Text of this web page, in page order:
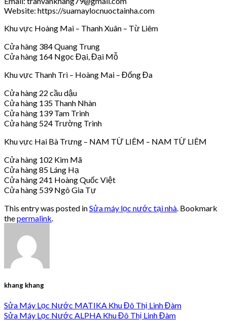
Website: https://suamaylocnuoctainha.com
Khu vực Hoàng Mai – Thanh Xuân – Từ Liêm
Cửa hàng 384 Quang Trung
Cửa hàng 164 Ngọc Đại, Đại Mỗ
Khu vực Thanh Trì – Hoàng Mai – Đống Đa
Cửa hàng 22 cầu dậu
Cửa hàng 135 Thanh Nhàn
Cửa hàng 139 Tam Trinh
Cửa hàng 524 Trường Trinh
Khu vực Hai Bà Trưng – NAM TỪ LIÊM – NAM TỪ LIÊM
Cửa hàng 102 Kim Mã
Cửa hàng 85 Láng Hạ
Cửa hàng 241 Hoàng Quốc Việt
Cửa hàng 539 Ngô Gia Tự
This entry was posted inSửa máy lọc nước tại nhà . Bookmark
thepermalink
khang khang
Sửa Máy Lọc Nước MATIKA Khu Đô Thị Linh Đàm
Sửa Máy Lọc Nước ALPHA Khu Đô Thị Linh Đàm